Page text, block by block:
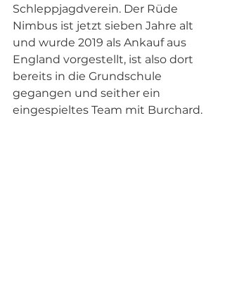
Schleppjagdverein. Der Rüde
Nimbus ist jetzt sieben Jahre alt
und wurde 2019 als Ankauf aus
England vorgestellt, ist also dort
bereits in die Grundschule
gegangen und seither ein
eingespieltes Team mit Burchard.